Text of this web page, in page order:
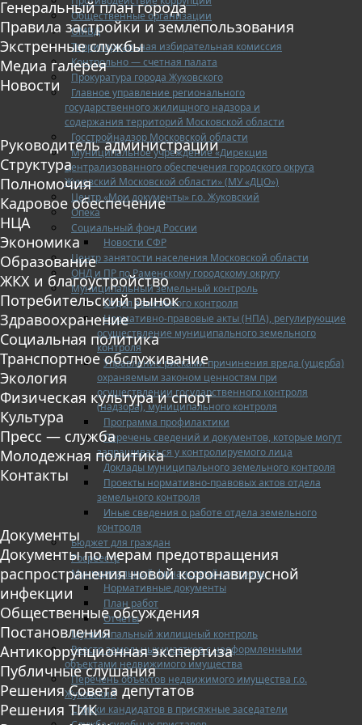
Общественные организации
ОМВД
Территориальная избирательная комиссия
Контрольно — счетная палата
Прокуратура города Жуковского
Главное управление регионального
государственного жилищного надзора и
содержания территорий Московской области
Госстройнадзор Московской области
Муниципальное учреждение «Дирекция
централизованного обеспечения городского округа
Жуковский Московской области» (МУ «ДЦО»)
Центр «Мои документы» г.о. Жуковский
Опека
Социальный фонд России
Новости СФР
Центр занятости населения Московской области
ОНД и ПР по Раменскому городскому округу
Муниципальный земельный контроль
Отдел земельного контроля
Нормативно-правовые акты (НПА), регулирующие
осуществление муниципального земельного
контроля
Управление рисками причинения вреда (ущерба)
охраняемым законом ценностям при
осуществлении государственного контроля
(надзора), муниципального контроля
Программа профилактики
Перечень сведений и документов, которые могут
запрашиваться у контролируемого лица
Доклады муниципального земельного контроля
Проекты нормативно-правовых актов отдела
земельного контроля
Иные сведения о работе отдела земельного
контроля
Бюджет для граждан
Росреестр
Муниципальный финансовый контроль
Нормативные документы
План работ
Отчеты
Муниципальный жилищный контроль
Реестр земельных участков с неоформленными
объектами недвижимого имущества
Перечень объектов недвижимого имущества г.о.
Жуковский
Списки кандидатов в присяжные заседатели
Генеральный план города
Правила застройки и землепользования
Экстренные службы
Медиа галерея
Новости
Руководитель администрации
Структура
Полномочия
Кадровое обеспечение
НЦА
Экономика
Образование
ЖКХ и благоустройство
Потребительский рынок
Здравоохранение
Социальная политика
Транспортное обслуживание
Экология
Физическая культура и спорт
Культура
Пресс — служба
Молодежная политика
Контакты
Документы
Документы по мерам предотвращения
распространения новой коронавирусной
инфекции
Общественные обсуждения
Постановления
Антикоррупционная экспертиза
Публичные слушания
Решения Совета депутатов
Решения ТИК